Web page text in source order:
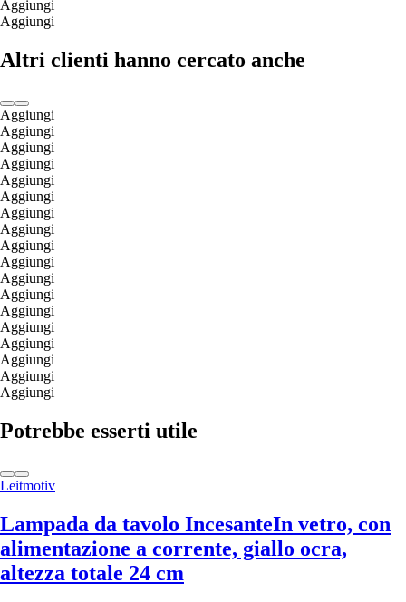
Aggiungi
Aggiungi
Altri clienti hanno cercato anche
Aggiungi
Aggiungi
Aggiungi
Aggiungi
Aggiungi
Aggiungi
Aggiungi
Aggiungi
Aggiungi
Aggiungi
Aggiungi
Aggiungi
Aggiungi
Aggiungi
Aggiungi
Aggiungi
Aggiungi
Aggiungi
Potrebbe esserti utile
Leitmotiv
Lampada da tavolo IncesanteIn vetro, con
alimentazione a corrente, giallo ocra,
altezza totale 24 cm